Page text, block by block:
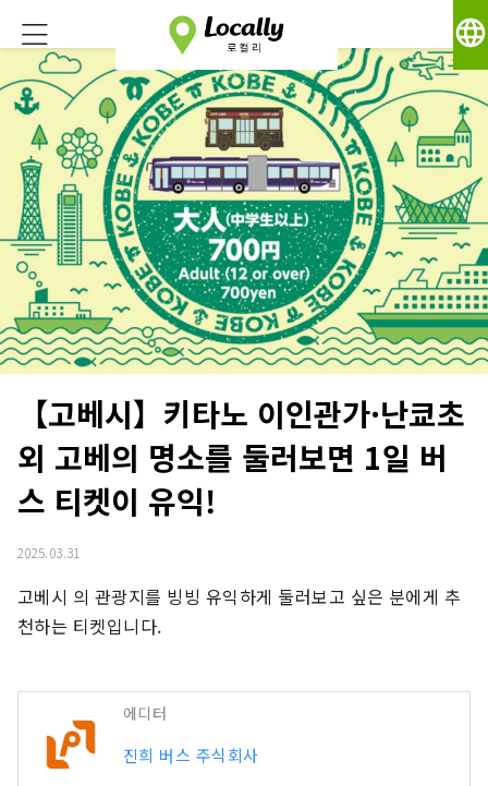
language
【고베시】키타노 이인관가·난쿄초
외 고베의 명소를 둘러보면 1일 버
스 티켓이 유익!
2025.03.31
고베시 의 관광지를 빙빙 유익하게 둘러보고 싶은 분에게 추
천하는 티켓입니다.
에디터
진희 버스 주식회사